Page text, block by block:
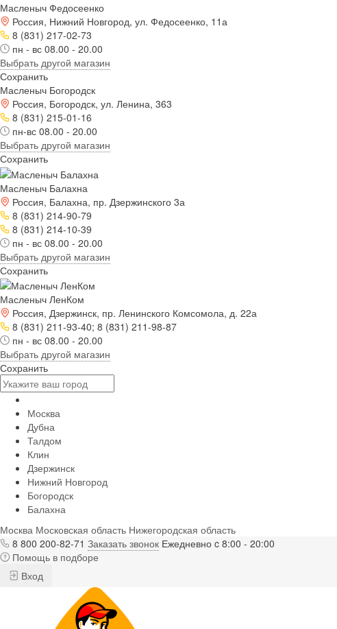
Масленыч Федосеенко
Россия, Нижний Новгород, ул. Федосеенко, 11а
8 (831) 217-02-73
пн - вс 08.00 - 20.00
Выбрать другой магазин
Сохранить
Масленыч Богородск
Россия, Богородск, ул. Ленина, 363
8 (831) 215-01-16
пн-вс 08.00 - 20.00
Выбрать другой магазин
Сохранить
Масленыч Балахна
Россия, Балахна, пр. Дзержинского 3а
8 (831) 214-90-79
8 (831) 214-10-39
пн - вс 08.00 - 20.00
Выбрать другой магазин
Сохранить
Масленыч ЛенКом
Россия, Дзержинск, пр. Ленинского Комсомола, д. 22а
8 (831) 211-93-40; 8 (831) 211-98-87
пн - вс 08.00 - 20.00
Выбрать другой магазин
Сохранить
Москва
Дубна
Талдом
Клин
Дзержинск
Нижний Новгород
Богородск
Балахна
Москва Московская область Нижегородская область
8 800 200-82-71 Заказать звонок Ежедневно c 8:00 - 20:00
Помощь в подборе
Вход